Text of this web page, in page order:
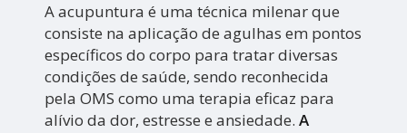
A acupuntura é uma técnica milenar que
consiste na aplicação de agulhas em pontos
específicos do corpo para tratar diversas
condições de saúde, sendo reconhecida
pela OMS como uma terapia eficaz para
alívio da dor, estresse e ansiedade.A